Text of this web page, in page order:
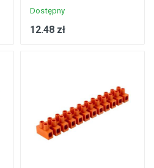
Dostępny
12.48 zł